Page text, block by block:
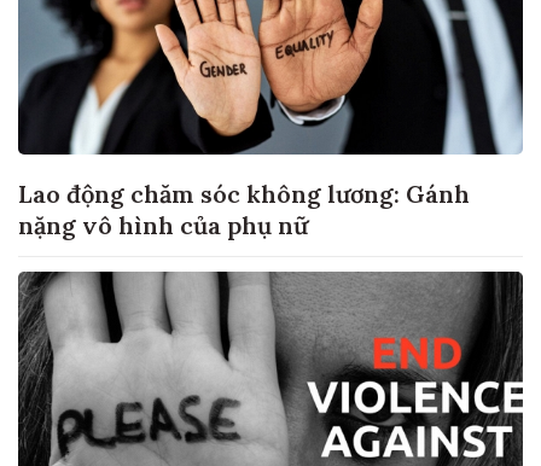
Lao động chăm sóc không lương: Gánh
nặng vô hình của phụ nữ